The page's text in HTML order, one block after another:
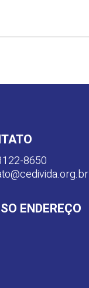
8650
ENDEREÇO